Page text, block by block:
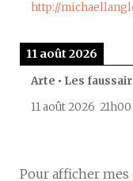
http://
11 août 2026
Arte • Les
11 août 2026 21h00
Pour afficher